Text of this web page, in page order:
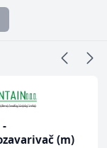
-
(m)